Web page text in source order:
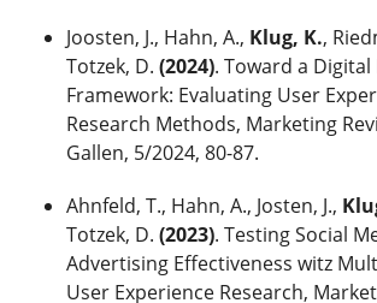
Joosten, J., Hahn, A., Klug, K.,
Totzek, D. (2024). Toward a
Framework: Evaluating User
Research Methods, Marketing
Gallen, 5/2024, 80-87.
Ahnfeld, T., Hahn, A., Josten, J.,
Totzek, D. (2023). Testing Social
Advertising Effectiveness witz
User Experience Research,